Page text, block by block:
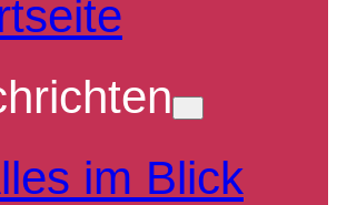
im Blick